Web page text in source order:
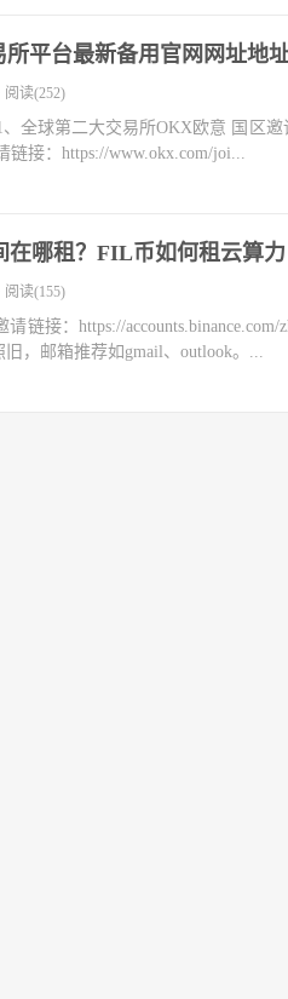
平台最新备用官网网址地
阅读(252)
全球第二大交易所OKX欧意 国区邀
链接：https://www.okx.com/joi...
在哪租？FIL币如何租云算力
阅读(155)
链接：https://
，邮箱推荐如gmail、outlook。...